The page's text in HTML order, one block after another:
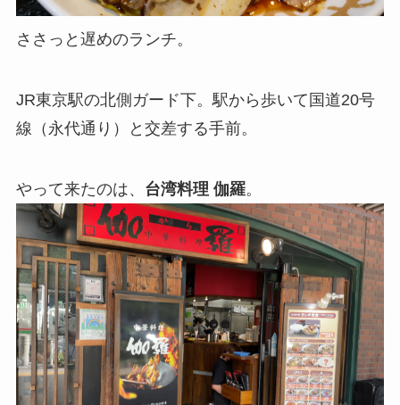
ささっと遅めのランチ。
JR東京駅の北側ガード下。駅から歩いて国道20号
線（永代通り）と交差する手前。
やって来たのは、 台湾料理 伽羅。